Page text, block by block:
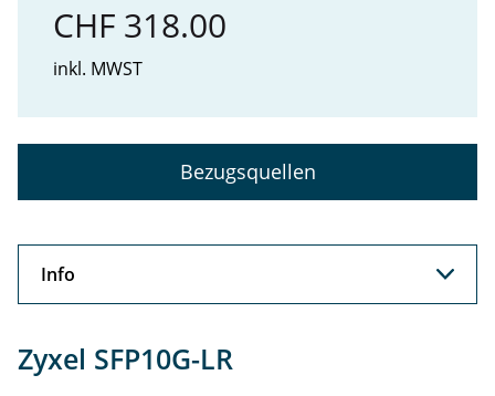
CHF 318.00
inkl. MWST
Bezugsquellen
Info
Support
Zyxel SFP10G-LR